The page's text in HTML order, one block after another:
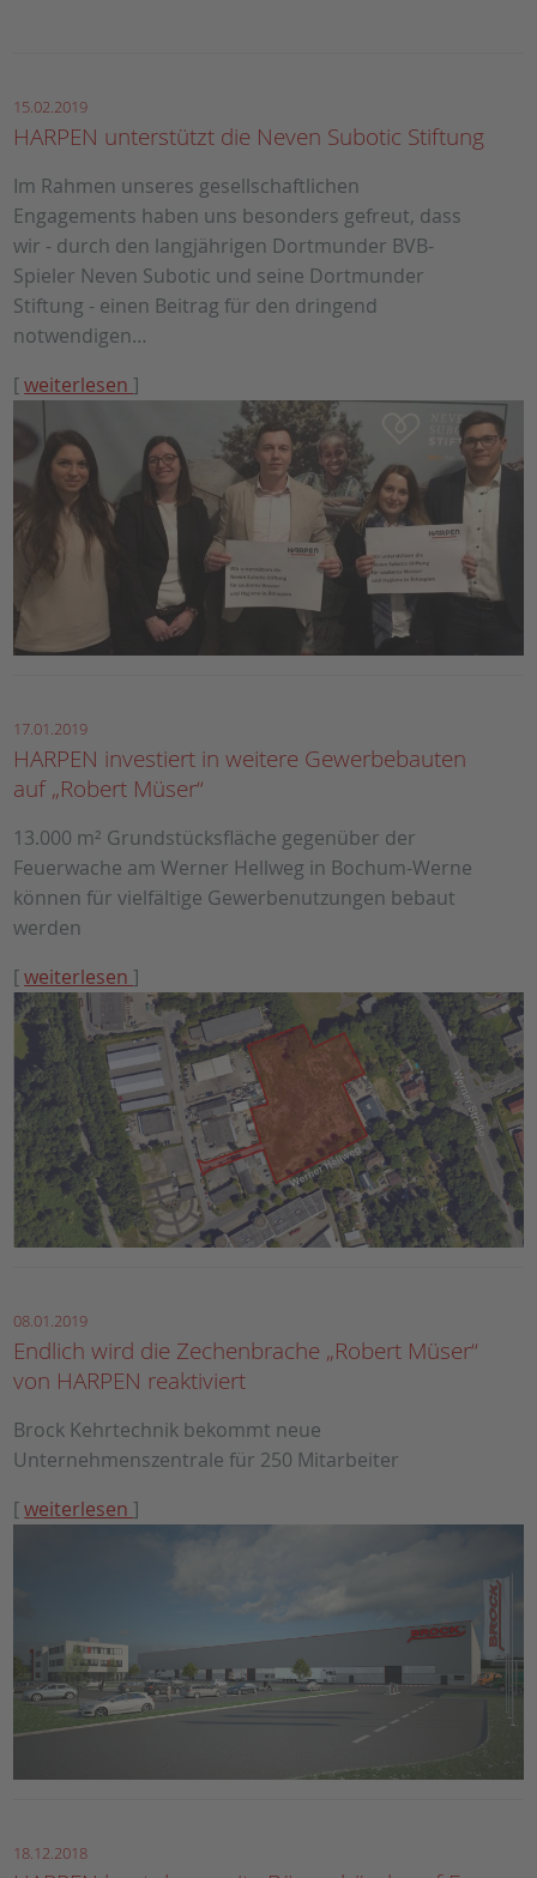
15.02.2019
HARPEN unterstützt die Neven Subotic Stiftung
Im Rahmen unseres gesellschaftlichen
Engagements haben uns besonders gefreut, dass
wir - durch den langjährigen Dortmunder BVB-
Spieler Neven Subotic und seine Dortmunder
Stiftung - einen Beitrag für den dringend
notwendigen…
[weiterlesen]
17.01.2019
HARPEN investiert in weitere Gewerbebauten
auf „Robert Müser“
13.000 m² Grundstücksfläche gegenüber der
Feuerwache am Werner Hellweg in Bochum-Werne
können für vielfältige Gewerbenutzungen bebaut
werden
[weiterlesen]
08.01.2019
Endlich wird die Zechenbrache „Robert Müser“
von HARPEN reaktiviert
Brock Kehrtechnik bekommt neue
Unternehmenszentrale für 250 Mitarbeiter
[weiterlesen]
18.12.2018